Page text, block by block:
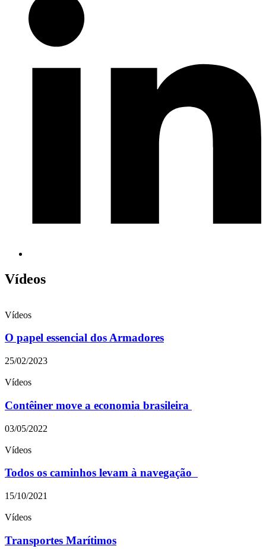
Vídeos
Vídeos
O papel essencial dos Armadores
25/02/2023
Vídeos
Contêiner move a economia brasileira
03/05/2022
Vídeos
Todos os caminhos levam à navegação
15/10/2021
Vídeos
Transportes Marítimos